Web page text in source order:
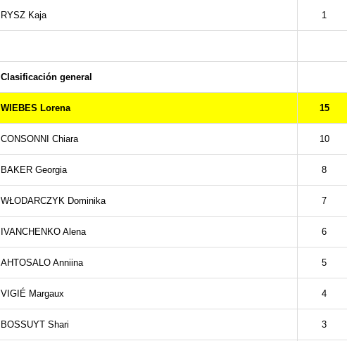
RYSZ Kaja 1
Clasificación general
WIEBES Lorena 15
CONSONNI Chiara 10
BAKER Georgia 8
WŁODARCZYK Dominika 7
IVANCHENKO Alena 6
AHTOSALO Anniina 5
VIGIÉ Margaux 4
BOSSUYT Shari 3